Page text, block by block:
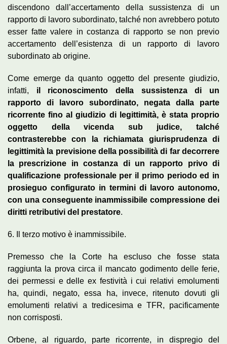
discendono dall’accertamento della sussistenza di un
rapporto di lavoro subordinato, talché non avrebbero potuto
esser fatte valere in costanza di rapporto se non previo
accertamento dell’esistenza di un rapporto di lavoro
subordinato ab origine.
Come emerge da quanto oggetto del presente giudizio,
infatti, il riconoscimento della sussistenza di un
rapporto di lavoro subordinato, negata dalla parte
ricorrente fino al giudizio di legittimità, è stata proprio
oggetto della vicenda sub judice, talché
contrasterebbe con la richiamata giurisprudenza di
legittimità la previsione della possibilità di far decorrere
la prescrizione in costanza di un rapporto privo di
qualificazione professionale per il primo periodo ed in
prosieguo configurato in termini di lavoro autonomo,
con una conseguente inammissibile compressione dei
diritti retributivi del prestatore.
6. Il terzo motivo è inammissibile.
Premesso che la Corte ha escluso che fosse stata
raggiunta la prova circa il mancato godimento delle ferie,
dei permessi e delle ex festività i cui relativi emolumenti
ha, quindi, negato, essa ha, invece, ritenuto dovuti gli
emolumenti relativi a tredicesima e TFR, pacificamente
non corrisposti.
Orbene, al riguardo, parte ricorrente, in dispregio del